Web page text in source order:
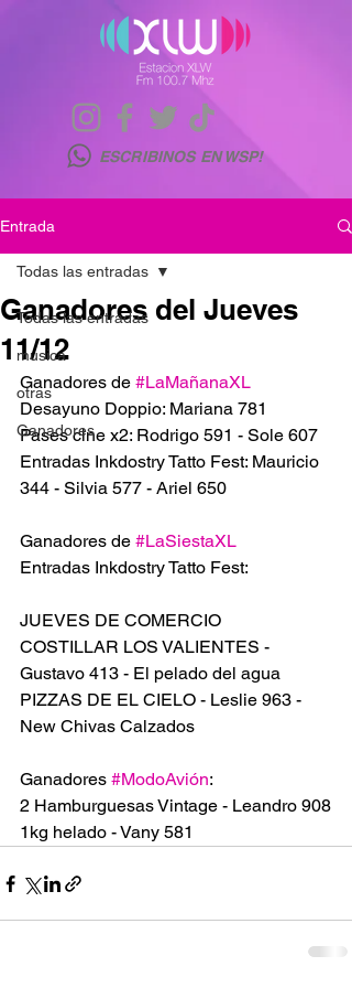
ESCRIBINOS EN WSP!
Entrada
Todas las entradas
musica
otras
Ganadores
Todas las entradas
Ganadores del Jueves
11/12
Ganadores de #LaMañanaXL
Desayuno Doppio: Mariana 781
Pases cine x2: Rodrigo 591 - Sole 607
Entradas Inkdostry Tatto Fest: Mauricio
344 - Silvia 577 - Ariel 650
Ganadores de #LaSiestaXL
Entradas Inkdostry Tatto Fest:
JUEVES DE COMERCIO
COSTILLAR LOS VALIENTES -
Gustavo 413 - El pelado del agua
PIZZAS DE EL CIELO - Leslie 963 -
New Chivas Calzados
Ganadores #ModoAvión:
2 Hamburguesas Vintage - Leandro 908
1kg helado - Vany 581